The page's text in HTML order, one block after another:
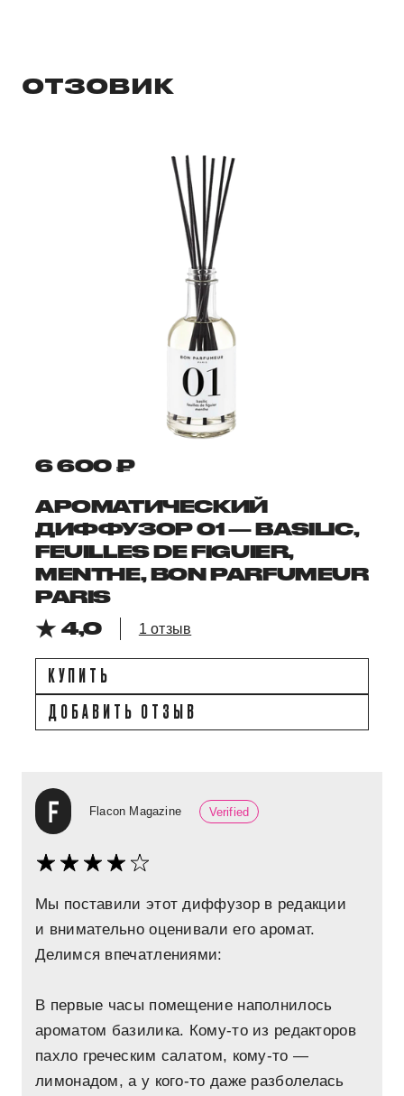
ОТЗОВИК
6 600 ₽
АРОМАТИЧЕСКИЙ
ДИФФУЗОР 01 — BASILIC,
FEUILLES DE FIGUIER,
MENTHE, BON PARFUMEUR
PARIS
4,0
1 отзыв
КУПИТЬ
ДОБАВИТЬ ОТЗЫВ
Flacon Magazine Verified
Мы поставили этот диффузор в редакции
и внимательно оценивали его аромат.
Делимся впечатлениями:
В первые часы помещение наполнилось
ароматом базилика. Кому-то из редакторов
пахло греческим салатом, кому-то —
лимонадом, а у кого-то даже разболелась